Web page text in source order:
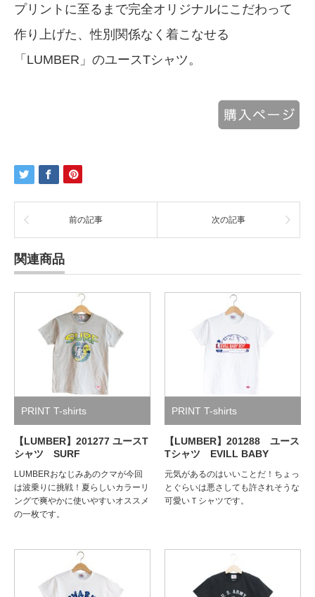
プリントに至るまで完全オリジナルにこだわって
作り上げた、性別関係なく着こなせる
「LUMBER」のユースTシャツ。
前の記事 次の記事
関連商品
PRINT T-shirts
【LUMBER】201277 ユースT
シャツ SURF
LUMBERおなじみあのクマが今回
は波乗りに挑戦！夏らしいカラーリ
ングで爽やかに使いやすいオススメ
の一枚です。
PRINT T-shirts
【LUMBER】201288 ユース
Tシャツ EVILL BABY
元気があるのはいいことだ！ちょっ
とぐらいは悪さしても許されそうな
可愛いＴシャツです。